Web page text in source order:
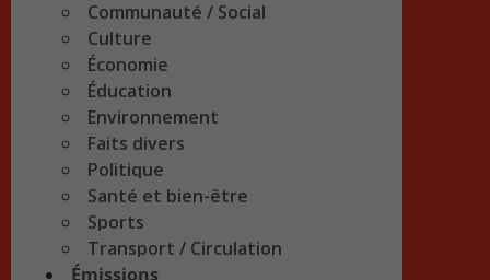
Communauté / Social
Culture
Économie
Éducation
Environnement
Faits divers
Politique
Santé et bien-être
Sports
Transport / Circulation
Émissions